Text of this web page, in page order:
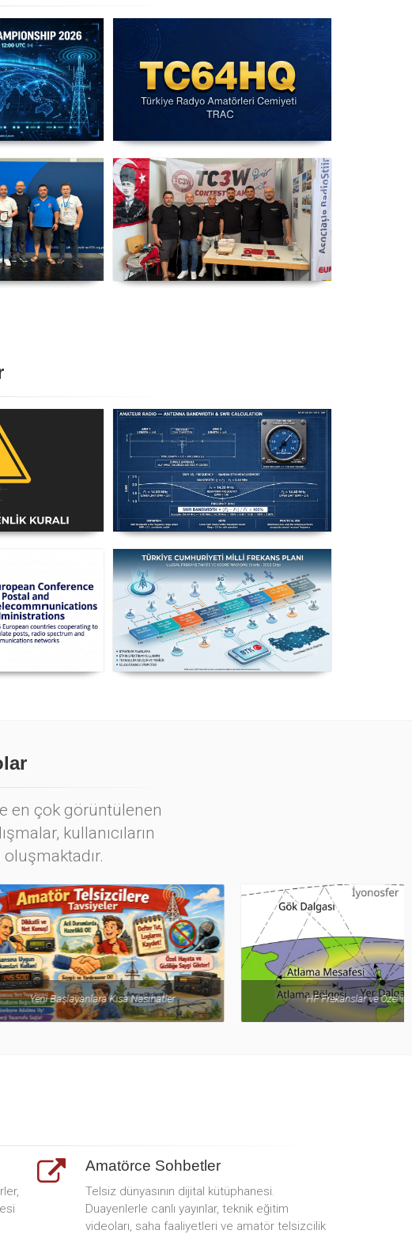
IARU HF Yarışması TC64HQ
Ödülleri
TC3W Almanya Fuar' ında
Uzuntel’den Yagi’ye
Seçimi] - 2026 Güncel
Milli Frekans Planı
en çok görüntülenen
kullanıcıların
Kısa Nasihatler HF Frekanslar ve Özellikleri
Amatörce Sohbetler
Telsiz dünyasının dijital kütüphanesi.
Duayenlerle canlı yayınlar, teknik eğitim
videoları, saha faaliyetleri ve amatör telsizcilik